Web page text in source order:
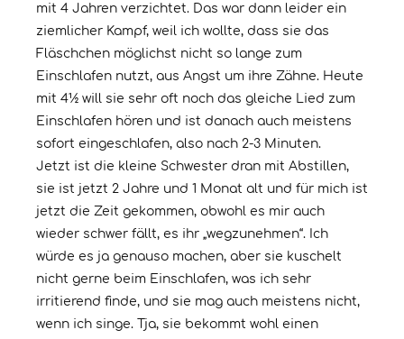
mit 4 Jahren verzichtet. Das war dann leider ein
ziemlicher Kampf, weil ich wollte, dass sie das
Fläschchen möglichst nicht so lange zum
Einschlafen nutzt, aus Angst um ihre Zähne. Heute
mit 4½ will sie sehr oft noch das gleiche Lied zum
Einschlafen hören und ist danach auch meistens
sofort eingeschlafen, also nach 2-3 Minuten.
Jetzt ist die kleine Schwester dran mit Abstillen,
sie ist jetzt 2 Jahre und 1 Monat alt und für mich ist
jetzt die Zeit gekommen, obwohl es mir auch
wieder schwer fällt, es ihr „wegzunehmen“. Ich
würde es ja genauso machen, aber sie kuschelt
nicht gerne beim Einschlafen, was ich sehr
irritierend finde, und sie mag auch meistens nicht,
wenn ich singe. Tja, sie bekommt wohl einen